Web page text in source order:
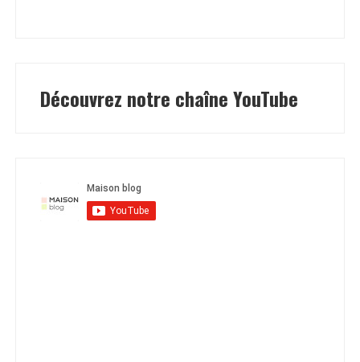
Découvrez notre chaîne YouTube